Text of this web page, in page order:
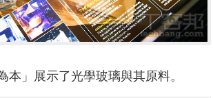
本」展示了光學玻璃與其原料。